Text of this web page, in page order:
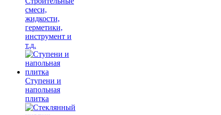
смеси,
жидкости,
герметики,
инструмент и
т.д.
Ступени и
напольная
плитка